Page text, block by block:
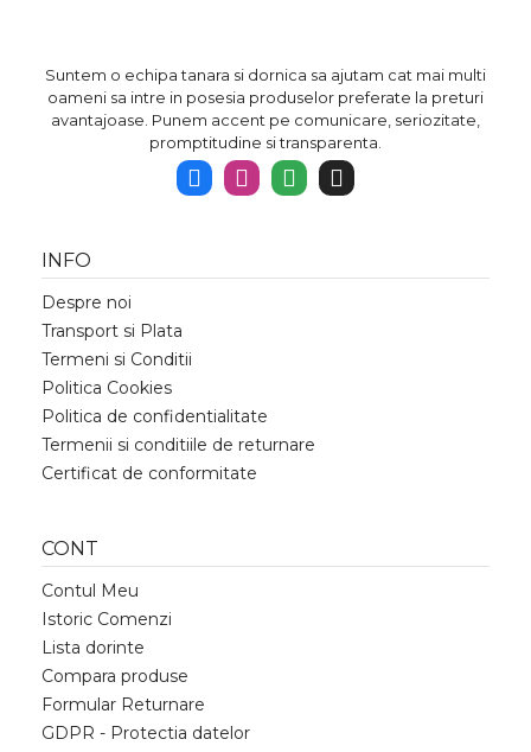
Suntem o echipa tanara si dornica sa ajutam cat mai multi
oameni sa intre in posesia produselor preferate la preturi
avantajoase. Punem accent pe comunicare, seriozitate,
promptitudine si transparenta.
INFO
Despre noi
Transport si Plata
Termeni si Conditii
Politica Cookies
Politica de confidentialitate
Termenii si conditiile de returnare
Certificat de conformitate
CONT
Contul Meu
Istoric Comenzi
Lista dorinte
Compara produse
Formular Returnare
GDPR - Protectia datelor